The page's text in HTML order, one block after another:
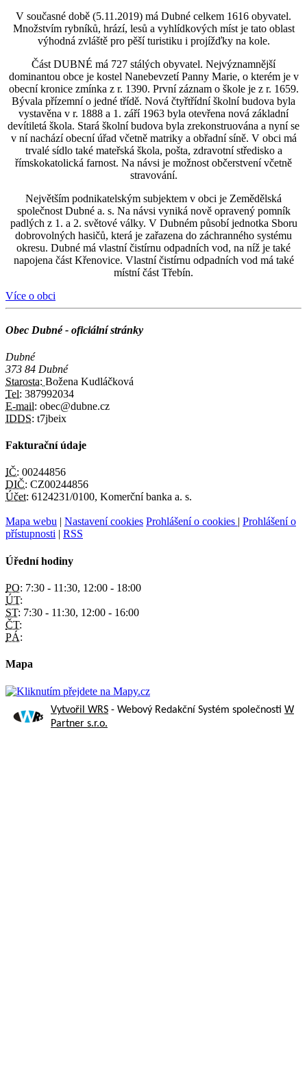
V současné době (5.11.2019) má Dubné celkem 1616 obyvatel.
Množstvím rybníků, hrází, lesů a vyhlídkových míst je tato oblast
výhodná zvláště pro pěší turistiku i projížďky na kole.
Část DUBNÉ má 727 stálých obyvatel. Nejvýznamnější
dominantou obce je kostel Nanebevzetí Panny Marie, o kterém je v
obecní kronice zmínka z r. 1390. První záznam o škole je z r. 1659.
Bývala přízemní o jedné třídě. Nová čtyřtřídní školní budova byla
vystavěna v r. 1888 a 1. září 1963 byla otevřena nová základní
devítiletá škola. Stará školní budova byla zrekonstruována a nyní se
v ní nachází obecní úřad včetně matriky a obřadní síně. V obci má
trvalé sídlo také mateřská škola, pošta, zdravotní středisko a
římskokatolická farnost. Na návsi je možnost občerstvení včetně
stravování.
Největším podnikatelským subjektem v obci je Zemědělská
společnost Dubné a. s. Na návsi vyniká nově opravený pomník
padlých z 1. a 2. světové války. V Dubném působí jednotka Sboru
dobrovolných hasičů, která je zařazena do záchranného systému
okresu. Dubné má vlastní čistírnu odpadních vod, na níž je také
napojena část Křenovice. Vlastní čistírnu odpadních vod má také
místní část Třebín.
Více o obci
Obec Dubné - oficiální stránky
Dubné
373 84 Dubné
Starosta: Božena Kudláčková
Tel: 387992034
E-mail: obec@dubne.cz
IDDS: t7jbeix
Fakturační údaje
IČ: 00244856
DIČ: CZ00244856
Účet: 6124231/0100, Komerční banka a. s.
Mapa webu Nastavení cookies Prohlášení o cookies
Prohlášení o
přístupnosti
RSS
Úřední hodiny
PO: 7:30 - 11:30, 12:00 - 18:00
ÚT:
ST: 7:30 - 11:30, 12:00 - 16:00
ČT:
PÁ:
Mapa
Vytvořil WRS - Webový Redakční Systém společnosti W
Partner s.r.o.